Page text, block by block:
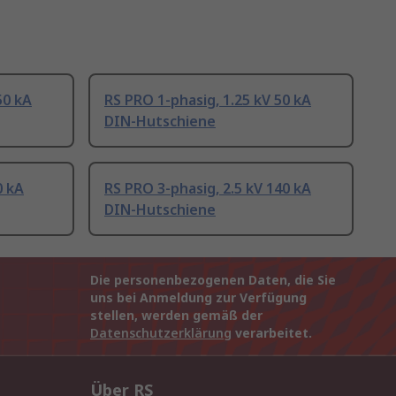
kA
RS PRO 1-phasig, 1.25 kV 50 kA
DIN-Hutschiene
kA
RS PRO 3-phasig, 2.5 kV 140 kA
DIN-Hutschiene
Die personenbezogenen Daten, die Sie
uns bei Anmeldung zur Verfügung
stellen, werden gemäß der
Datenschutzerklärung verarbeitet.
Über RS